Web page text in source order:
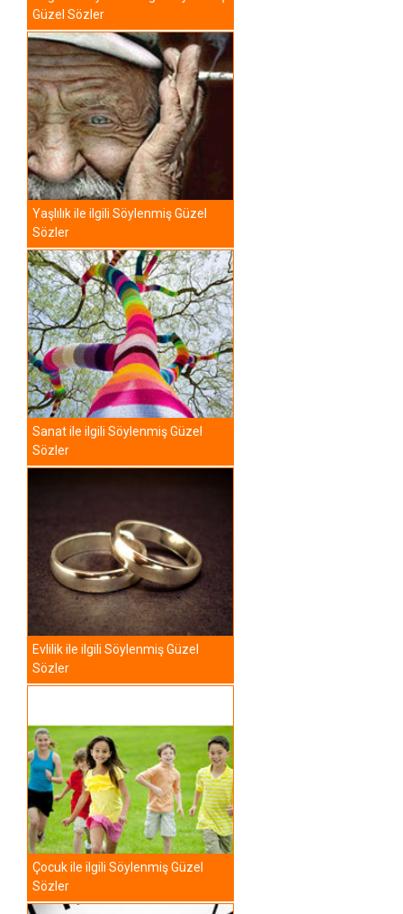
Güzel Sözler
Yaşlılık ile ilgili Söylenmiş Güzel
Sözler
Sanat ile ilgili Söylenmiş Güzel
Sözler
Evlilik ile ilgili Söylenmiş Güzel
Sözler
Çocuk ile ilgili Söylenmiş Güzel
Sözler